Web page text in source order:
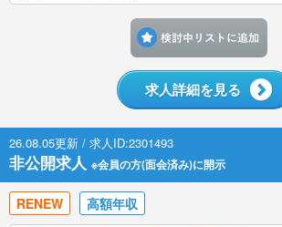
求人詳細を見る
26.08.05更新 / 求人ID:2301493
非公開求人 ※会員の方(面会済み)に開示
RENEW 高額年収